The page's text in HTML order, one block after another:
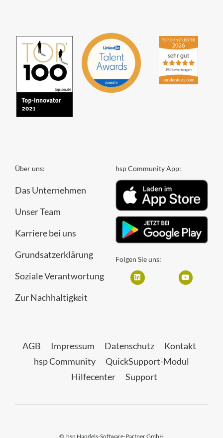
Über uns:
Das Unternehmen
Unser Team
Karriere bei uns
Grundsatzerklärung
Soziale Verantwortung
Zur Nachhaltigkeit
hsp Community App:
Folgen Sie uns:
© hsp Handels-Software-Partner GmbH
AGB Impressum Datenschutz
Kontakt
hsp Community
QuickSupport-Modul
Hilfecenter
Support